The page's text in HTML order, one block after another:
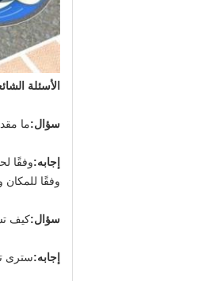
الأسئلة
سؤال:ما
إجابه:
وفقًا للمكان
سؤال:كيف
إجابه:سترى